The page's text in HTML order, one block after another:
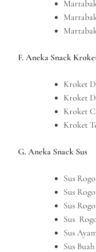
F. Aneka Snack
Kroket
Kroket
Kroket
Kroket
G. Aneka Snack Sus
Sus
Sus
Sus
Sus
Sus
Sus